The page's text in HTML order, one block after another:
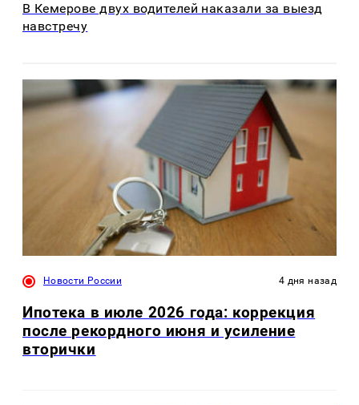
В Кемерове двух водителей наказали за выезд
навстречу
Новости России 4 дня назад
Ипотека в июле 2026 года: коррекция
после рекордного июня и усиление
вторички